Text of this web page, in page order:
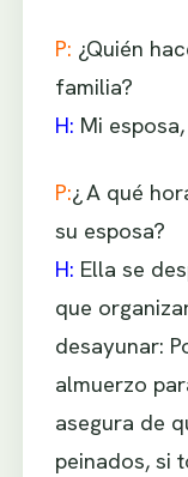
P: ¿Quién
familia?
H: Mi
P:¿ A qué
su esposa?
H: Ella se
que
desayunar:
almuerzo
asegura de
peinados, si